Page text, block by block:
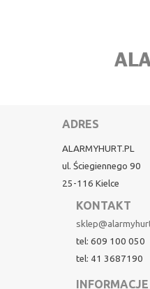
ADRES
ALARMYHURT.PL
ul. Ściegiennego 90
25-116 Kielce
KONTAKT
tel: 609 100 050
tel: 41 3687190
INFORMACJE